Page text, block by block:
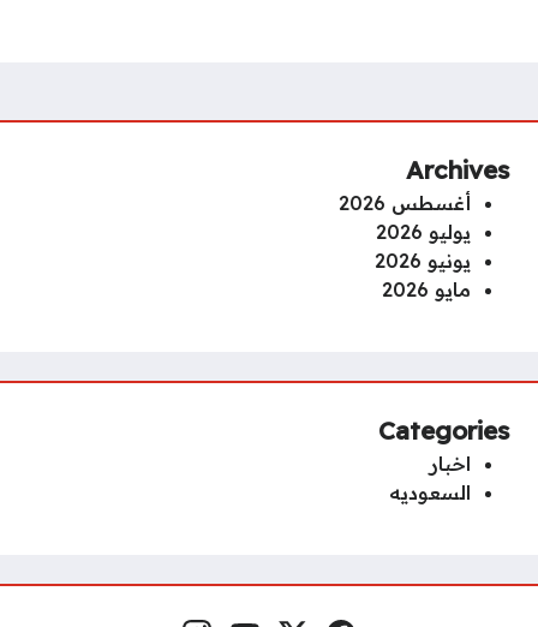
Archives
أغسطس 2026
يوليو 2026
يونيو 2026
مايو 2026
Categories
اخبار
السعوديه